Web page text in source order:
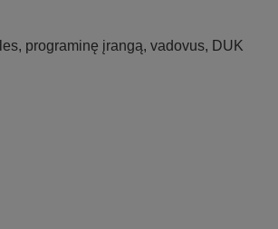
programinę įrangą, vadovus, DUK